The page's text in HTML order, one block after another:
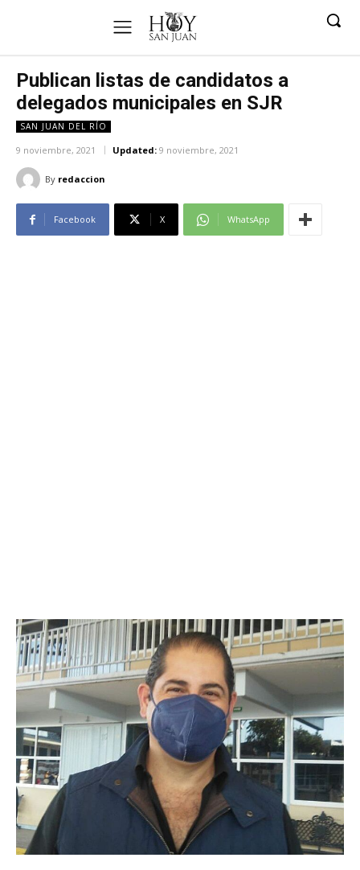
Publican listas de candidatos a
delegados municipales en SJR
SAN JUAN DEL RÍO
9 noviembre, 2021 Updated: 9 noviembre, 2021
By redaccion
Facebook X WhatsApp